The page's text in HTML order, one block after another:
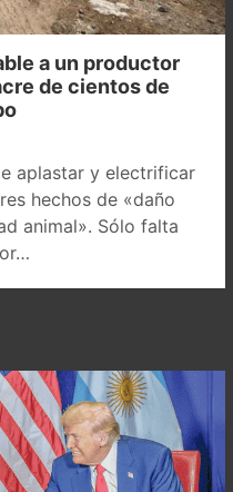
a un productor
de cientos de
aplastar y electrificar
hechos de «daño
animal». Sólo falta